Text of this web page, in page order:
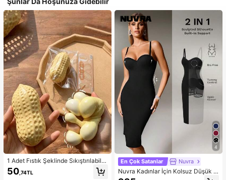
1 Adet Fıstık Şeklinde Sıkıştırılabilir
Stres Oyuncağı, Ofis Rahatlaması v
e Parti Etkileşimi İçin Uygun, Doğu
50 ,74TL
4
En Çok Satanlar Nuvra
Nuvra Kadınlar İçin Kolsuz Düşük K
esimli Çift Katmanlı Karın Toparlayı